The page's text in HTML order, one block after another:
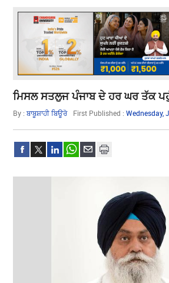
ਮਿਸਲ ਸਤਲੁਜ ਪੰਜਾਬ ਦੇ ਹਰ ਘਰ ਤੱਕ
By :ਬਾਬੂਸ਼ਾਹੀ ਬਿਊਰੋ First Published :Wednesday,